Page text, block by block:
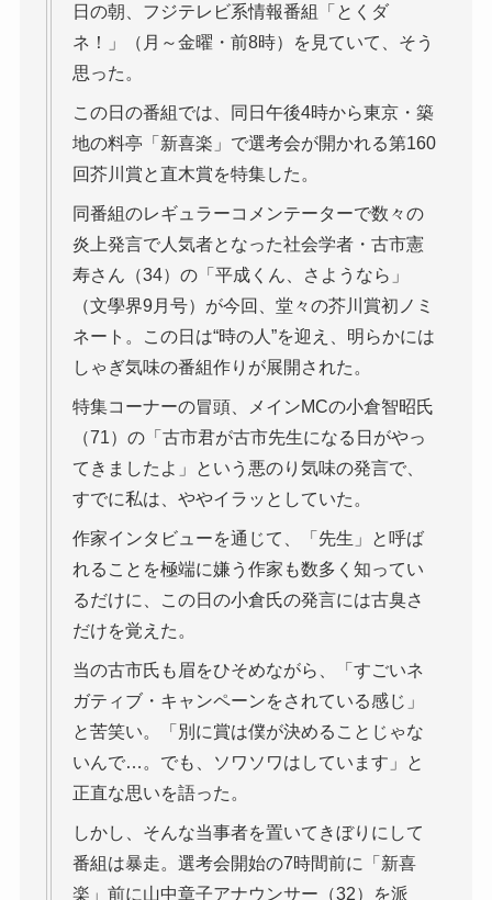
日の朝、フジテレビ系情報番組「とくダ
ネ！」（月～金曜・前8時）を見ていて、そう
思った。
この日の番組では、同日午後4時から東京・築
地の料亭「新喜楽」で選考会が開かれる第160
回芥川賞と直木賞を特集した。
同番組のレギュラーコメンテーターで数々の
炎上発言で人気者となった社会学者・古市憲
寿さん（34）の「平成くん、さようなら」
（文學界9月号）が今回、堂々の芥川賞初ノミ
ネート。この日は“時の人”を迎え、明らかには
しゃぎ気味の番組作りが展開された。
特集コーナーの冒頭、メインMCの小倉智昭氏
（71）の「古市君が古市先生になる日がやっ
てきましたよ」という悪のり気味の発言で、
すでに私は、ややイラッとしていた。
作家インタビューを通じて、「先生」と呼ば
れることを極端に嫌う作家も数多く知ってい
るだけに、この日の小倉氏の発言には古臭さ
だけを覚えた。
当の古市氏も眉をひそめながら、「すごいネ
ガティブ・キャンペーンをされている感じ」
と苦笑い。「別に賞は僕が決めることじゃな
いんで…。でも、ソワソワはしています」と
正直な思いを語った。
しかし、そんな当事者を置いてきぼりにして
番組は暴走。選考会開始の7時間前に「新喜
楽」前に山中章子アナウンサー（32）を派